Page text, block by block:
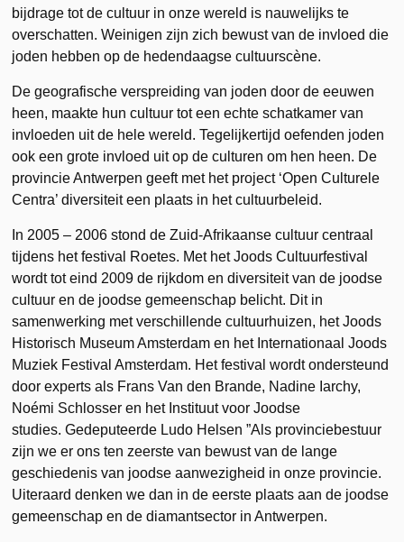
bijdrage tot de cultuur in onze wereld is nauwelijks te
overschatten. Weinigen zijn zich bewust van de invloed die
joden hebben op de hedendaagse cultuurscène.
De geografische verspreiding van joden door de eeuwen
heen, maakte hun cultuur tot een echte schatkamer van
invloeden uit de hele wereld. Tegelijkertijd oefenden joden
ook een grote invloed uit op de culturen om hen heen. De
provincie Antwerpen geeft met het project ‘Open Culturele
Centra’ diversiteit een plaats in het cultuurbeleid.
In 2005 – 2006 stond de Zuid-Afrikaanse cultuur centraal
tijdens het festival Roetes. Met het Joods Cultuurfestival
wordt tot eind 2009 de rijkdom en diversiteit van de joodse
cultuur en de joodse gemeenschap belicht. Dit in
samenwerking met verschillende cultuurhuizen, het Joods
Historisch Museum Amsterdam en het Internationaal Joods
Muziek Festival Amsterdam. Het festival wordt ondersteund
door experts als Frans Van den Brande, Nadine Iarchy,
Noémi Schlosser en het Instituut voor Joodse
studies. Gedeputeerde Ludo Helsen ”Als provinciebestuur
zijn we er ons ten zeerste van bewust van de lange
geschiedenis van joodse aanwezigheid in onze provincie.
Uiteraard denken we dan in de eerste plaats aan de joodse
gemeenschap en de diamantsector in Antwerpen.